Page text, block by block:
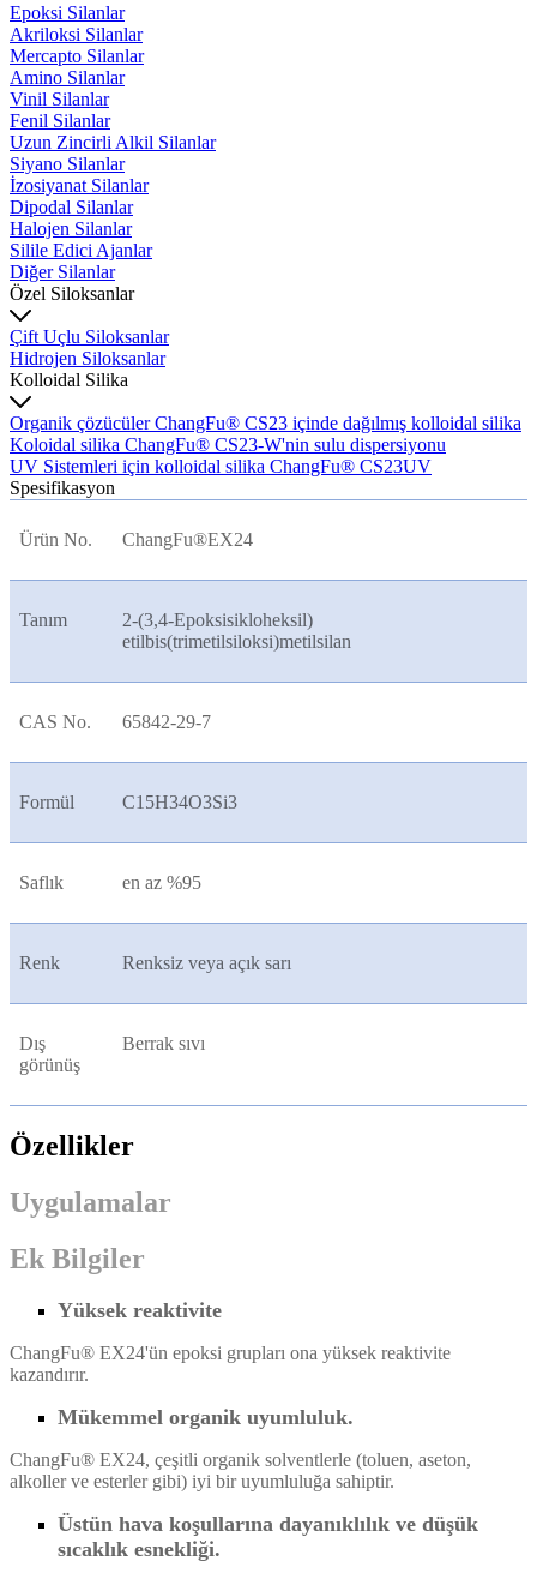
Epoksi Silanlar
Akriloksi Silanlar
Mercapto Silanlar
Amino Silanlar
Vinil Silanlar
Fenil Silanlar
Uzun Zincirli Alkil Silanlar
Siyano Silanlar
İzosiyanat Silanlar
Dipodal Silanlar
Halojen Silanlar
Silile Edici Ajanlar
Diğer Silanlar
Özel Siloksanlar
Çift Uçlu Siloksanlar
Hidrojen Siloksanlar
Kolloidal Silika
Organik çözücüler ChangFu® CS23 içinde dağılmış kolloidal silika
Koloidal silika ChangFu® CS23-W'nin sulu dispersiyonu
UV Sistemleri için kolloidal silika ChangFu® CS23UV
Spesifikasyon
Ürün No. ChangFu®EX24
Tanım
2-(3,4-Epoksisikloheksil)
etilbis(trimetilsiloksi)metilsilan
CAS No. 65842-29-7
Formül C15H34O3Si3
Saflık en az %95
Renk Renksiz veya açık sarı
Dış
görünüş
Berrak sıvı
Özellikler
Uygulamalar
Ek Bilgiler
Yüksek reaktivite
ChangFu® EX24'ün epoksi grupları ona yüksek reaktivite
kazandırır.
Mükemmel organik uyumluluk.
ChangFu® EX24, çeşitli organik solventlerle (toluen, aseton,
alkoller ve esterler gibi) iyi bir uyumluluğa sahiptir.
Üstün hava koşullarına dayanıklılık ve düşük
sıcaklık esnekliği.